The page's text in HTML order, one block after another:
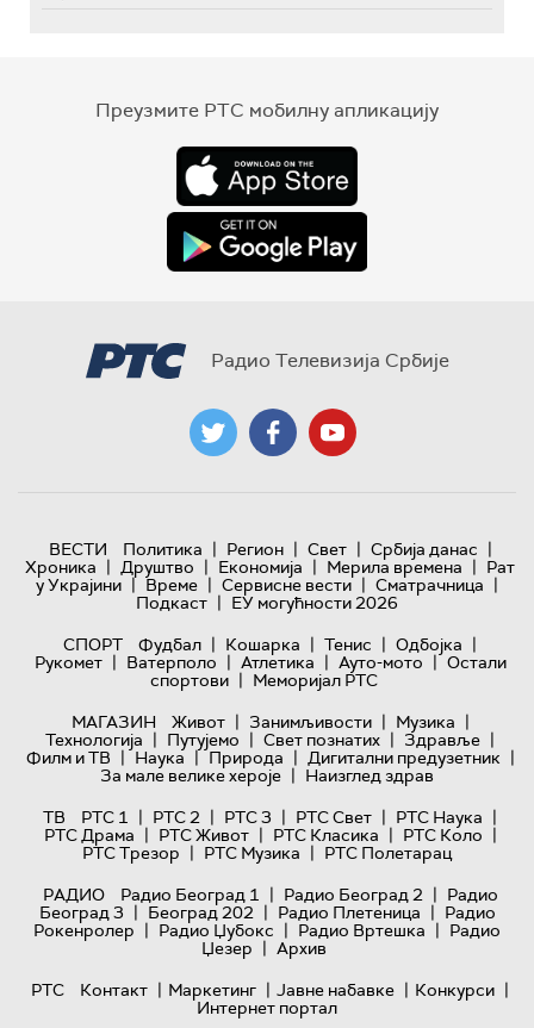
Преузмите РТС мобилну апликацију
Радио Телевизија Србије
ВЕСТИ Политика | Регион | Свет | Србија данас |
Хроника | Друштво | Економија | Мерила времена | Рат
у Украјини | Време | Сервисне вести | Сматрачница |
Подкаст | ЕУ могућности 2026
СПОРТ
Фудбал | Кошарка | Тенис | Одбојка |
Рукомет | Ватерполо | Атлетика | Ауто-мото | Остали
спортови | Меморијал РТС
МАГАЗИН
Живот | Занимљивости | Музика |
Технологијa | Путујемо | Свет познатих | Здравље |
Филм и ТВ | Наука | Природа | Дигитални предузетник |
За мале велике хероје | Наизглед здрав
ТВ
РТС 1 | РТС 2 | РТС 3 | РТС Свет | РТС Наука |
РТС Драма | РТС Живот | РТС Класика | РТС Коло |
РТС Трезор | РТС Музика | РТС Полетарац
РАДИО
Радио Београд 1 | Радио Београд 2 | Радио
Београд 3 | Београд 202 | Радио Плетеница | Радио
Рокенролер | Радио Џубокс | Радио Вртешка | Радио
Џезер | Архив
РТС
Контакт | Маркетинг | Јавне набавке | Конкурси |
Интернет портал